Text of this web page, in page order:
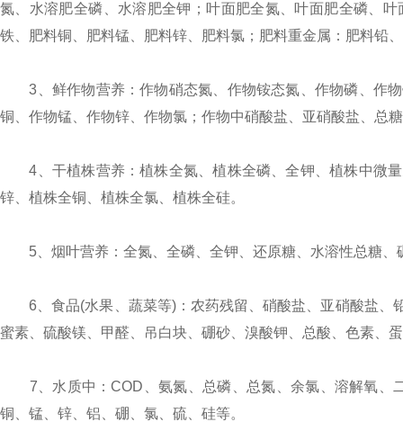
氮、水溶肥全磷、水溶肥全钾；叶面肥全氮、叶面肥全磷、
铁、肥料铜、肥料锰、肥料锌、肥料氯；肥料重金属：肥料铅
3、鲜作物营养：作物硝态氮、作物铵态氮、作物磷、作物
铜、作物锰、作物锌、作物氯；作物中硝酸盐、亚硝酸盐、总
4、干植株营养：植株全氮、植株全磷、全钾、植株中微量
锌、植株全铜、植株全氯、植株全硅。
5、烟叶营养：全氮、全磷、全钾、还原糖、水溶性总糖、
6、食品(水果、蔬菜等)：农药残留、硝酸盐、亚硝酸盐、
蜜素、硫酸镁、甲醛、吊白块、硼砂、溴酸钾、总酸、色素、
7、水质中：COD、氨氮、总磷、总氮、余氯、溶解氧、
铜、锰、锌、铝、硼、氯、硫、硅等。